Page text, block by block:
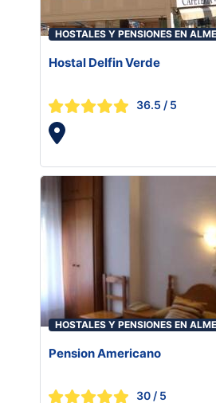
HOSTALES Y PENSIONES EN
Hostal Delfin Verde
36.5 / 5
HOSTALES Y PENSIONES EN
Pension Americano
30 / 5